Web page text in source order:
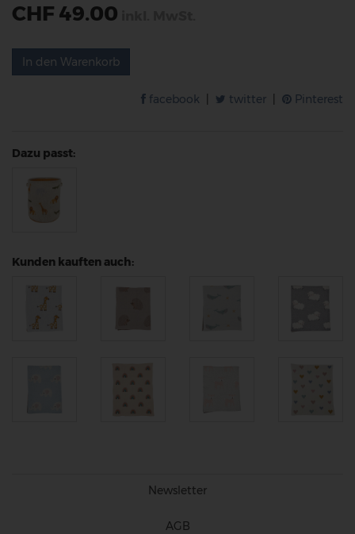
CHF 49.00
In den Warenkorb
facebook twitter Pinterest
Dazu passt:
Kunden kauften auch:
Newsletter
AGB